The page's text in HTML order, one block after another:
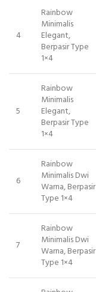
4
Rainbow
Minimalis
Elegant,
Berpasir Type
1×4
5
Rainbow
Minimalis
Elegant,
Berpasir Type
1×4
6
Rainbow
Minimalis Dwi
Warna, Berpasir
Type 1×4
7
Rainbow
Minimalis Dwi
Warna, Berpasir
Type 1×4